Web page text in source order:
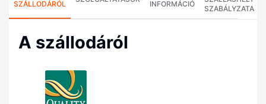
SZÁLLODÁRÓL
INFORMÁCIÓ
SZABÁLYZATA
A szállodáról